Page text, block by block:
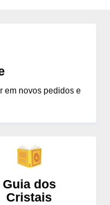
em novos pedidos e
Guia dos
Cristais